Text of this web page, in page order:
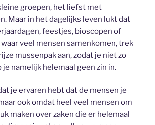
groepen, het liefst met
Maar in het dagelijks leven lukt dat
feestjes, bioscopen of
veel mensen samenkomen, trek
mussenpak aan, zodat je niet zo
je namelijk helemaal geen zin in.
je ervaren hebt dat de mensen je
ook omdat heel veel mensen om
maken over zaken die er helemaal